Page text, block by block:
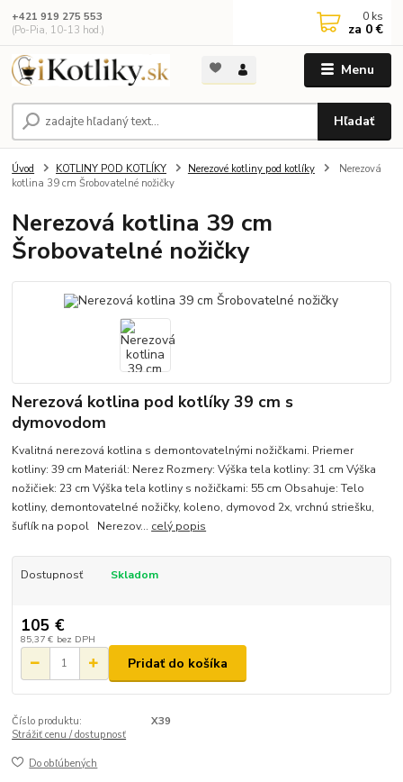
Menu
Hľadať
+421 919 275 553
(Po-Pia, 10-13 hod.)
0 ks
za 0 €
Úvod KOTLINY POD KOTLÍKY Nerezové kotliny pod kotlíky
Nerezová
kotlina 39 cm Šrobovatelné nožičky
Nerezová kotlina 39 cm
Šrobovatelné nožičky
Nerezová kotlina pod kotlíky 39 cm s
dymovodom
Kvalitná nerezová kotlina s demontovatelnými nožičkami. Priemer
kotliny: 39 cm Materiál: Nerez Rozmery: Výška tela kotliny: 31 cm Výška
nožičiek: 23 cm Výška tela kotliny s nožičkami: 55 cm Obsahuje: Telo
kotliny, demontovatelné nožičky, koleno, dymovod 2x, vrchnú striešku,
šuflík na popol Nerezov... celý popis
Dostupnosť Skladom
105 €
85,37 € bez DPH
Pridať do košíka
Číslo produktu:
X39
Strážiť cenu / dostupnosť
Do obľúbených